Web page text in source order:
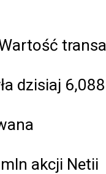
dzisiaj 6,088
akcji Netii